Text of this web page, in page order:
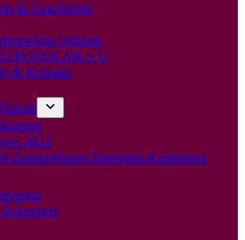
& Geschichte
Sektion
e.V.
& Kontakt
2022
Erneuerbaren Energien-Konferenz